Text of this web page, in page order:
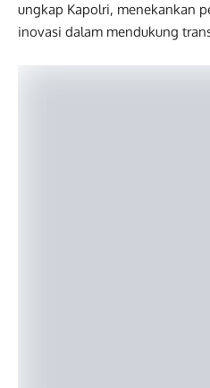
ungkap Kapolri, menekankan
inovasi dalam mendukung